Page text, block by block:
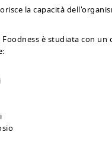
la capacità
di Foodness è studiata con